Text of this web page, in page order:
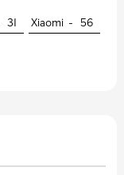
31 Xiaomi - 56